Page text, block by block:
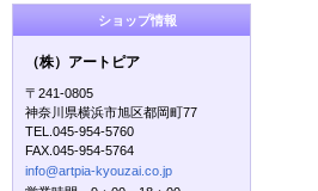
ショップ情報
（株）アートピア
〒241-0805
神奈川県横浜市旭区都岡町77
TEL.045-954-5760
FAX.045-954-5764
info@artpia-kyouzai.co.jp